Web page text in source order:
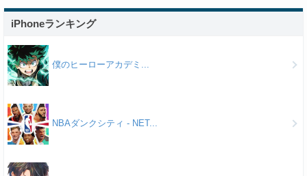
iPhoneランキング
僕のヒーローアカデミ...
NBAダンクシティ - NET...